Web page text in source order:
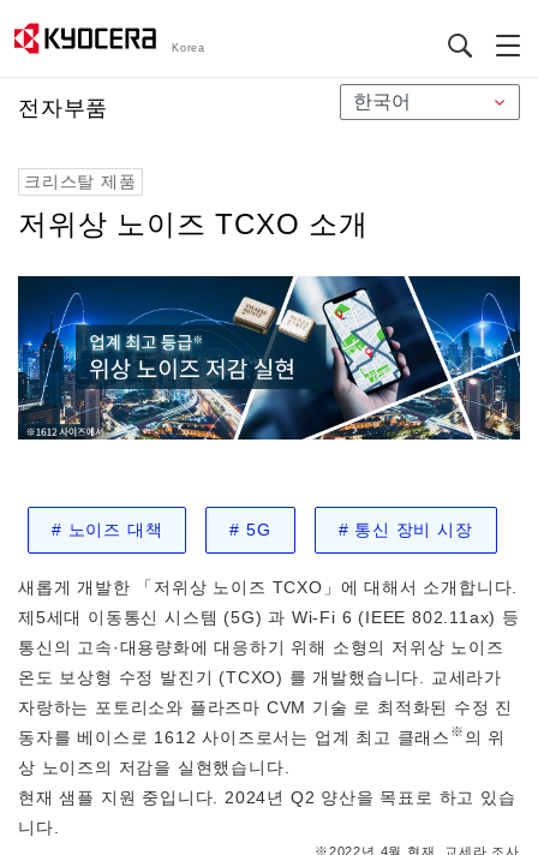
Korea
전자부품
크리스탈 제품
저위상 노이즈 TCXO 소개
# 노이즈 대책 # 5G # 통신 장비 시장
새롭게 개발한 「저위상 노이즈 TCXO」에 대해서 소개합니다.
제5세대 이동통신 시스템 (5G) 과 Wi-Fi 6 (IEEE 802.11ax) 등
통신의 고속·대용량화에 대응하기 위해 소형의 저위상 노이즈
온도 보상형 수정 발진기 (TCXO) 를 개발했습니다. 교세라가
자랑하는 포토리소와 플라즈마 CVM 기술 로 최적화된 수정 진
동자를 베이스로 1612 사이즈로서는 업계 최고 클래스 ※ 의 위
상 노이즈의 저감을 실현했습니다.
현재 샘플 지원 중입니다. 2024년 Q2 양산을 목표로 하고 있습
니다.
※2022년 4월 현재, 교세라 조사